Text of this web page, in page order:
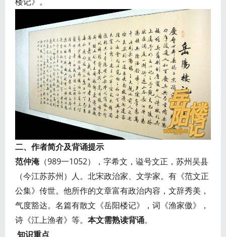
二、作者简介及背诵提示
范仲淹（989一1052），字希文，谥号文正，苏州吴县
（今江苏苏州）人。北宋政治家、文学家。有《范文正
公集》传世。他所作的文章富有政治内容，文辞秀美，
气度豁达。名篇有散文《岳阳楼记》，词《渔家傲》，
诗《江上渔者》等。 本文需熟读背诵。
知识重点